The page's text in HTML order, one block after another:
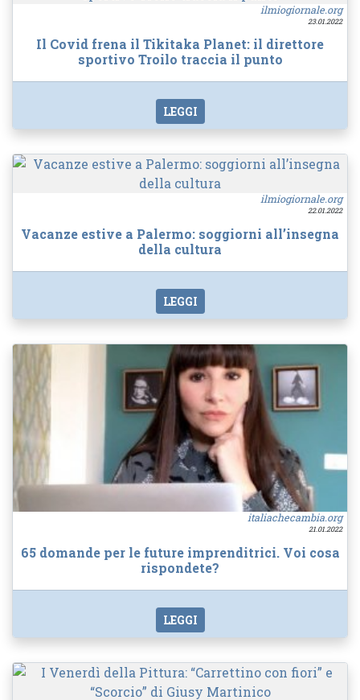
ilmiogiornale.org
23.01.2022
Il Covid frena il Tikitaka Planet: il direttore
sportivo Troilo traccia il punto
LEGGI
ilmiogiornale.org
22.01.2022
Vacanze estive a Palermo: soggiorni all’insegna
della cultura
LEGGI
italiachecambia.org
21.01.2022
65 domande per le future imprenditrici. Voi cosa
rispondete?
LEGGI